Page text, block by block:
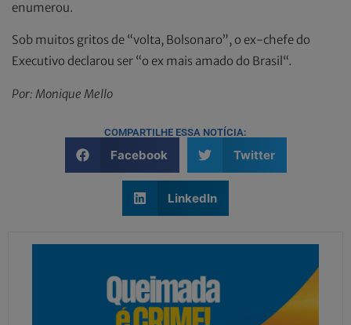
enumerou.
Sob muitos gritos de “volta, Bolsonaro”, o ex-chefe do
Executivo declarou ser “o ex mais amado do Brasil“.
Por: Monique Mello
COMPARTILHE ESSA NOTÍCIA:
Facebook Twitter
LinkedIn